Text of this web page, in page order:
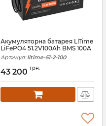
Акумуляторна батарея LiTime
LiFePO4 51.2V100Ah BMS 100A
Артикул: litime-51-2-100
43 200 грн.